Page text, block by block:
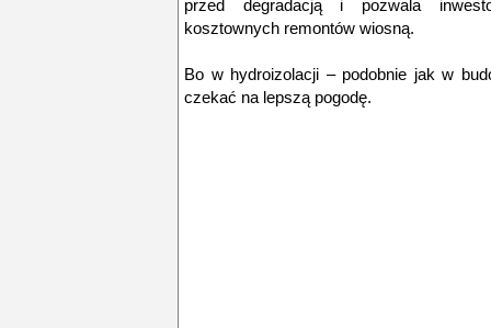
przed degradacją i pozwala
kosztownych remontów wiosną.
Bo w hydroizolacji – podobnie jak w
czekać na lepszą pogodę.